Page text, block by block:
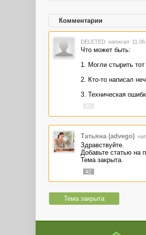
Комментарии
DELETED написал
Что может быть:
1. Могли стырить
2. Кто-то написал
3. Техническая
Татьяна (advego)
Здравствуйте.
Добавьте статью на
Тема закрыта.
#2
Тема закрыта